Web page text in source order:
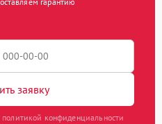
заявку
конфиденциальности